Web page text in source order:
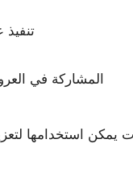
المشاركة في
يمكن استخدامها